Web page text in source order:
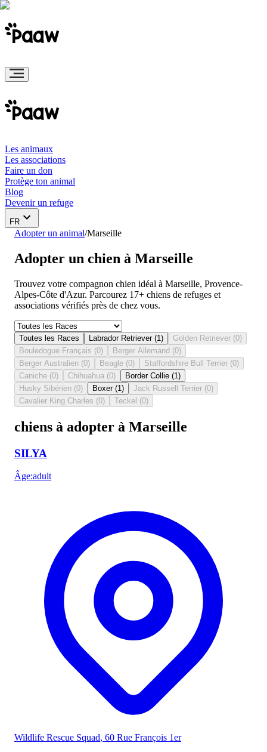
Les animaux
Les associations
Faire un don
Protège ton animal
Blog
Devenir un refuge
FR
Adopter un animal/Marseille
Adopter un chien à Marseille
Trouvez votre compagnon chien idéal à Marseille, Provence-
Alpes-Côte d'Azur. Parcourez 17+ chiens de refuges et
associations vérifiés près de chez vous.
Toutes les Races Labrador Retriever (1 ) Golden Retriever (0)
Bouledogue Français (0) Berger Allemand (0)
Berger Australien (0) Beagle (0) Staffordshire Bull Terrier (0)
Caniche (0) Chihuahua (0) Border Collie (1 )
Husky Sibérien (0) Boxer (1 ) Jack Russell Terrier (0)
Cavalier King Charles (0) Teckel (0)
chiens à adopter à Marseille
SILYA
Âge:adult
Wildlife Rescue Squad, 60 Rue François 1er